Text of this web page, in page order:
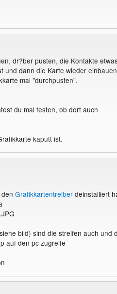
dr?ber pusten, die Kontakte
und dann die Karte wieder
mal "durchpusten".
du mal testen, ob dort auch
kaputt ist.
Grafikkartentreiberdeinstalliert
.JPG
bild) sind die streifen auch und
auf den pc zugreife